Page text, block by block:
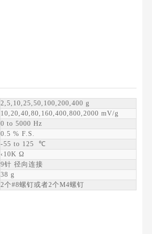
2,5,10,25,50,100,200,400 g
10,20,40,80,160,400,800,2000 mV/g
0 to 5000 Hz
0.5 % F.S.
-55 to 125 ℃
‹10K Ω
9针 径向连接
38 g
2个#8螺钉或者2个M4螺钉